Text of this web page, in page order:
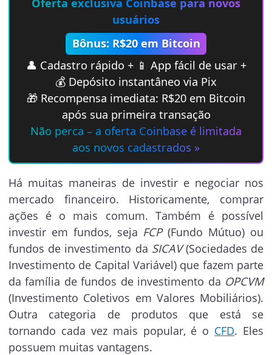
usuários
Bônus: R$20 em Bitcoin
👤 Cadastro rápido + 📱 App fácil de usar +
💰 Depósito instantâneo via Pix
🎁 Recompensa imediata: R$20 em Bitcoin
após sua primeira transação
Não perca – a oferta Coinbase é limitada
aos novos cadastrados »
Há muitas maneiras de investir e negociar nos
mercado financeiro. Historicamente, comprar
ações é o mais comum. Também é possível
investir em fundos, seja FCP(Fundo Mútuo) ou
fundos de investimento da SICAV(Sociedades de
Investimento de Capital Variável) que fazem parte
da família de fundos de investimento da OPCVM
(Investimento Coletivos em Valores Mobiliários).
Outra categoria de produtos que está se
tornando cada vez mais popular, é o CFD. Eles
possuem muitas vantagens.